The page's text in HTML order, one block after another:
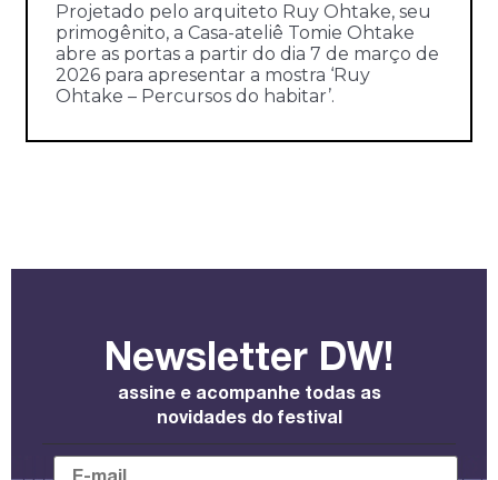
Projetado pelo arquiteto Ruy Ohtake, seu
primogênito, a Casa-ateliê Tomie Ohtake
abre as portas a partir do dia 7 de março de
2026 para apresentar a mostra ‘Ruy
Ohtake – Percursos do habitar’.
Newsletter DW!
assine e acompanhe todas as
novidades do festival